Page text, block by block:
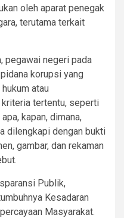
oleh aparat penegak
terutama terkait
pegawai negeri pada
korupsi yang
atau
tertentu, seperti
kapan, dimana,
dilengkapi dengan bukti
gambar, dan rekaman
Publik,
Kesadaran
Masyarakat.